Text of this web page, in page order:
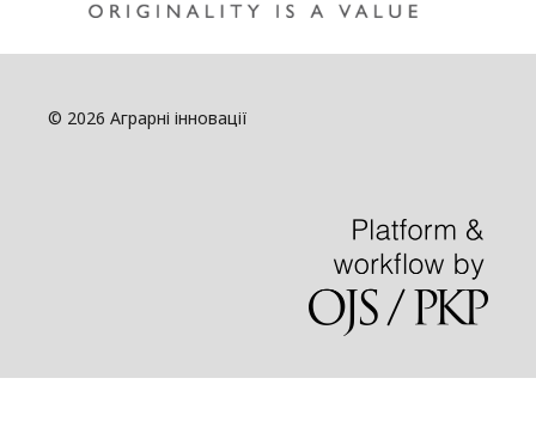
© 2026 Аграрні інновації